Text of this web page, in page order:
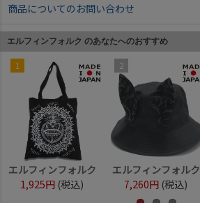
商品についてのお問い合わせ
エルフィンフォルク のあなたへのおすすめ
1
エルフィンフォルク
1,925円 (税込)
2
エルフィンフォルク
7,260円 (税込)